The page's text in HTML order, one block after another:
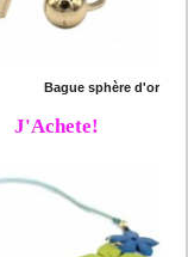
Bague sphère d'or
J'Achete!